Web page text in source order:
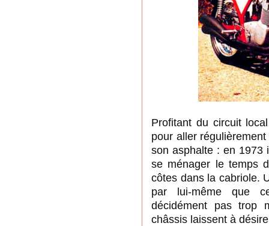
Profitant du circuit
pour aller
son asphalte : en 1973
se ménager le temps
côtes dans la cabriole.
par lui-même que
décidément pas trop
châssis laissent à